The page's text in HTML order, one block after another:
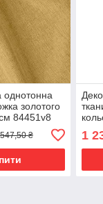
однотонна
золотого
84451v8
₴ 1